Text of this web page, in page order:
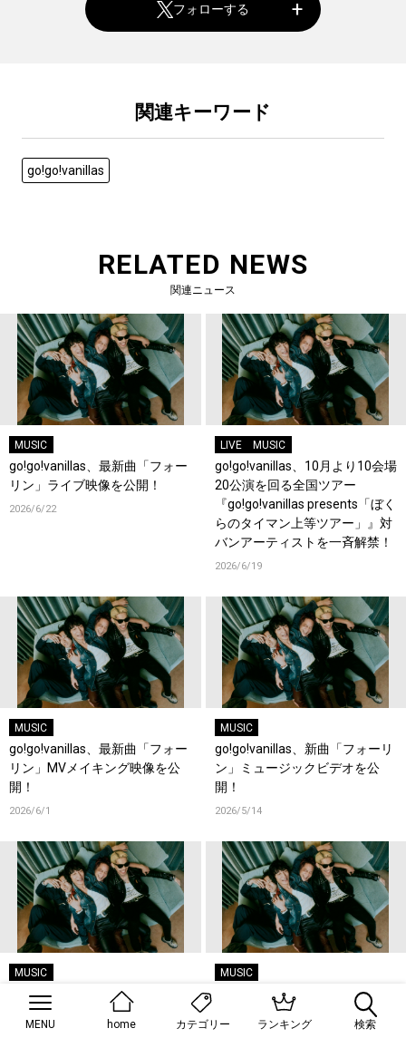
フォローする
関連キーワード
go!go!vanillas
RELATED NEWS
関連ニュース
MUSIC
go!go!vanillas、最新曲「フォー
リン」ライブ映像を公開！
2026/6/22
LIVE MUSIC
go!go!vanillas、10月より10会場
20公演を回る全国ツアー
『go!go!vanillas presents「ぼく
らのタイマン上等ツアー」』対
バンアーティストを一斉解禁！
2026/6/19
MUSIC
go!go!vanillas、最新曲「フォー
リン」MVメイキング映像を公
開！
2026/6/1
MUSIC
go!go!vanillas、新曲「フォーリ
ン」ミュージックビデオを公
開！
2026/5/14
MUSIC
go!go!vanillas、約8ヶ月ぶりの
新曲「フォーリン」を配信リリ
ース！MV予告編第2弾を公開！
MUSIC
go!go!vanillas、新曲「フォーリ
ン」MV予告編を公開！
MENU home カテゴリー ランキング 検索